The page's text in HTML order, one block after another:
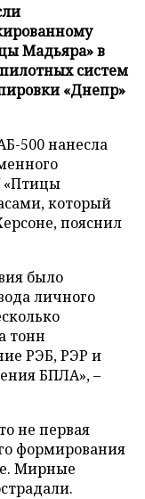
Мадьяра» в
систем
«Днепр»
500 нанесла
«Птицы
который
пояснил
было
личного
тонн
РЭБ, РЭР и
БПЛА», –
не первая
формирования
Мирные